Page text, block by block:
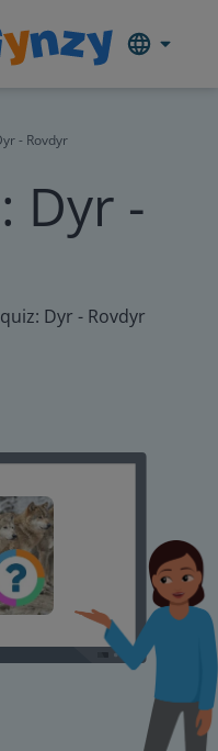
- Rovdyr
Dyr -
Dyr - Rovdyr